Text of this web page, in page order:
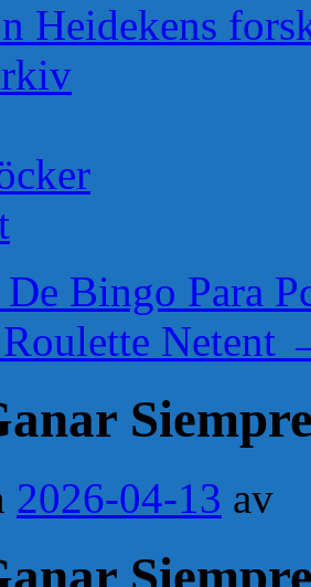
Heidekens
De Bingo Para
Netent
2026-04-13 av